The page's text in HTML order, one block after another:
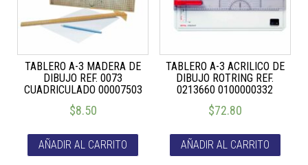
TABLERO A-3 MADERA DE
DIBUJO REF. 0073
CUADRICULADO 00007503
$8.50
AÑADIR AL CARRITO
TABLERO A-3 ACRILICO DE
DIBUJO ROTRING REF.
0213660 0100000332
$72.80
AÑADIR AL CARRITO